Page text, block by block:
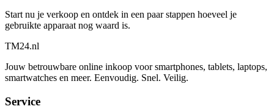
Start nu je verkoop en ontdek in een paar stappen hoeveel je
gebruikte apparaat nog waard is.
TM24.nl
Jouw betrouwbare online inkoop voor smartphones, tablets, laptops,
smartwatches en meer. Eenvoudig. Snel. Veilig.
Service